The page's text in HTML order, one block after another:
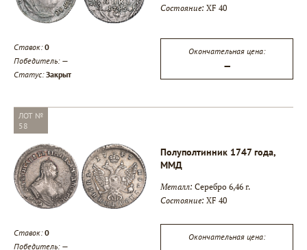
Состояние: XF 40
Ставок:0
Победитель: —
Статус:Закрыт
Окончательная цена:
—
ЛОТ №
58
Полуполтинник 1747 года,
ММД
Металл: Серебро 6,46 г.
Состояние: XF 40
Ставок:0
Победитель: —
Окончательная цена: